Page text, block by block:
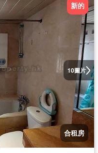
10圖片
新的
合租房